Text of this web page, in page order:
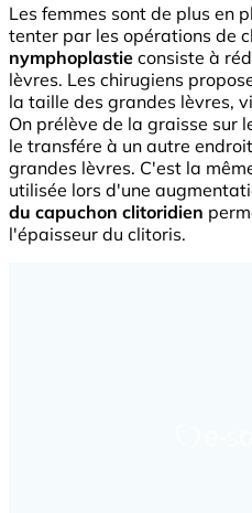
Les femmes sont de plus en
tenter par les opérations de
nymphoplastie consiste à
lèvres. Les chirugiens
la taille des grandes lèvres,
On prélève de la graisse sur
le transfére à un autre
grandes lèvres. C'est la
utilisée lors d'une
du capuchon clitoridien
l'épaisseur du clitoris.